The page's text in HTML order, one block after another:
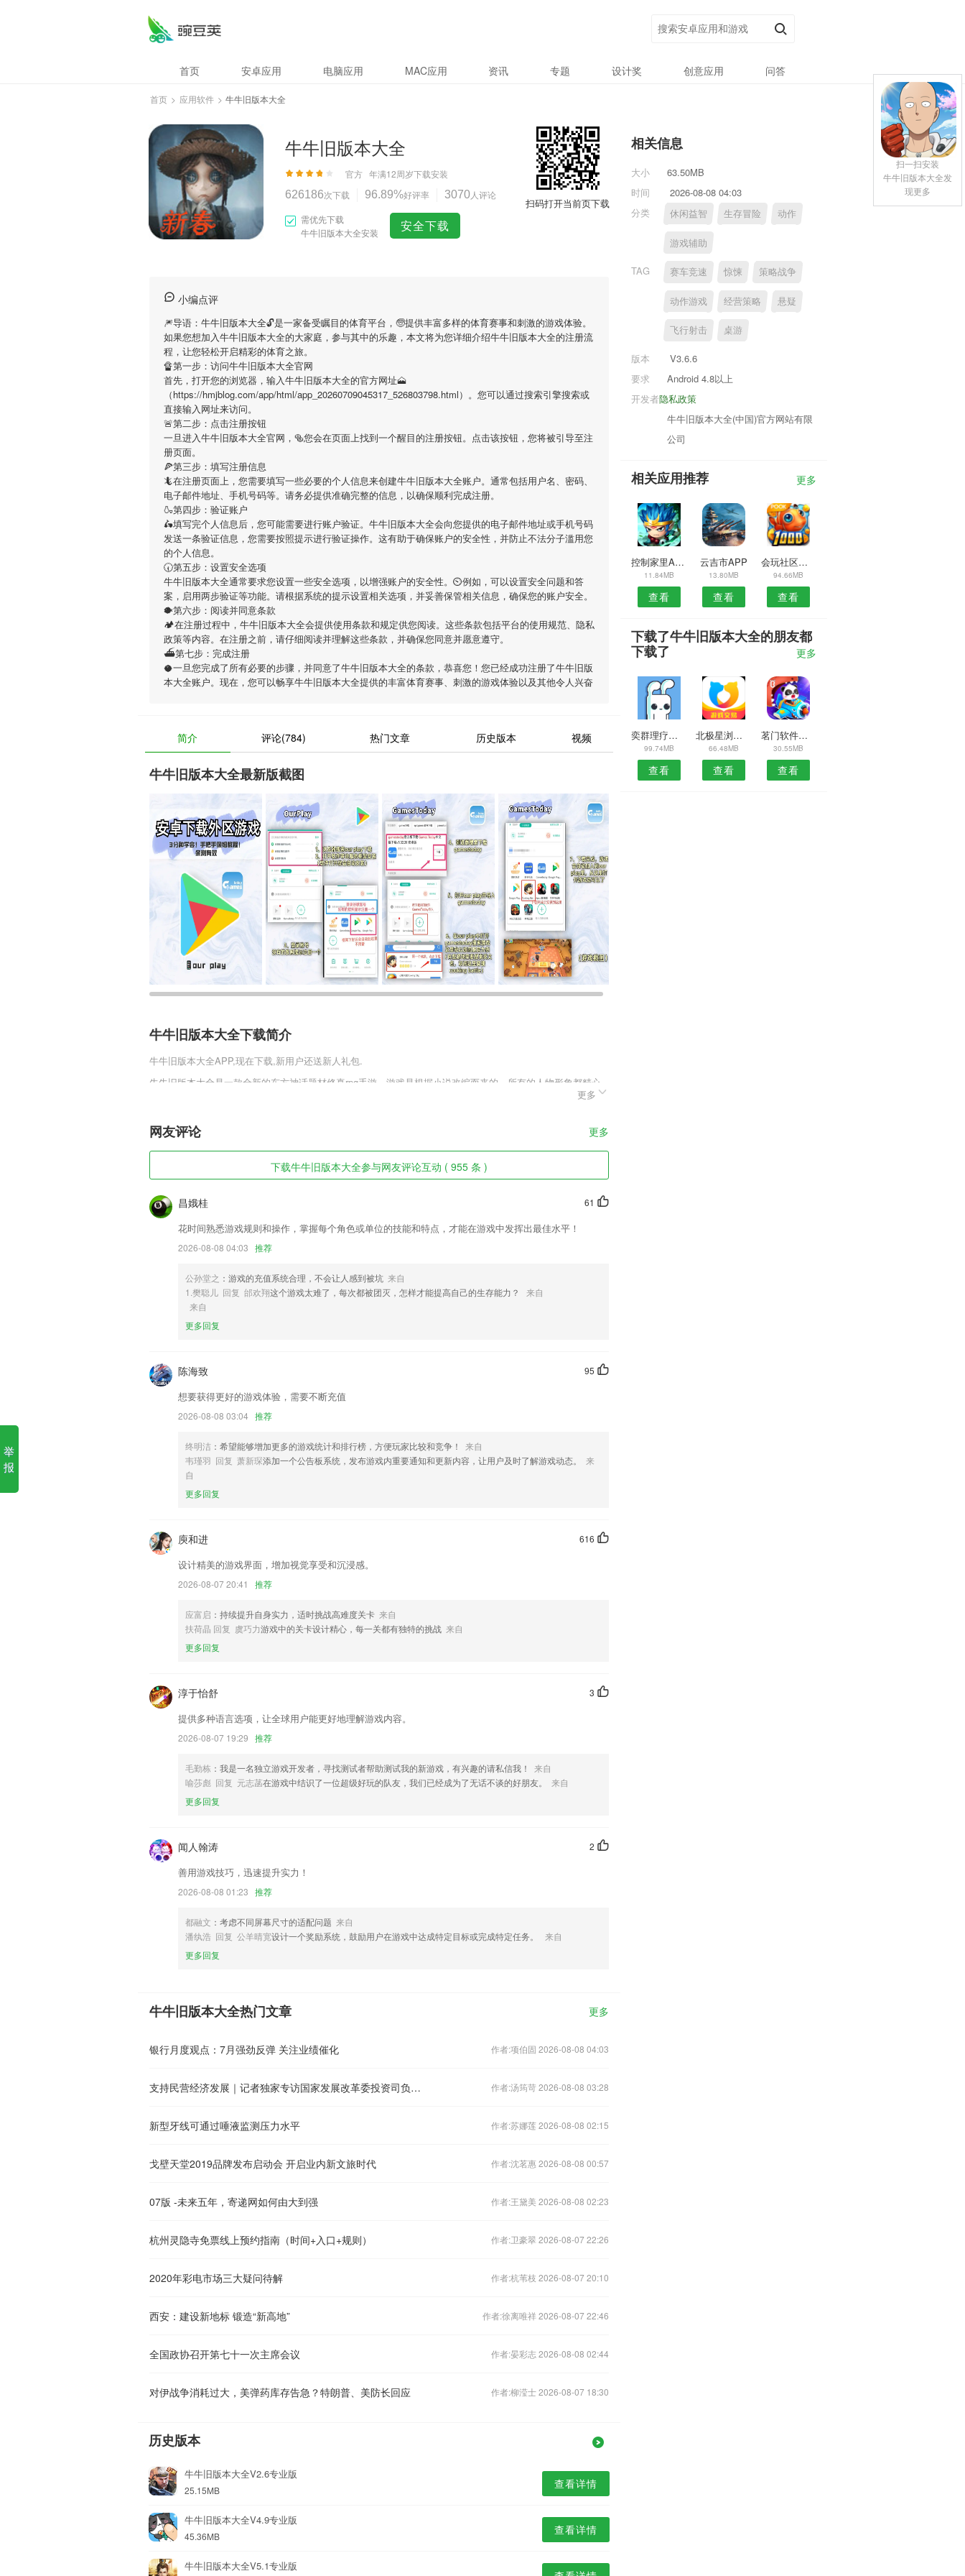
首页 安卓应用 电脑应用 MAC应用 资讯 专题 设计奖 创意应用 问答
首页 > 应用软件 > 牛牛旧版本大全
牛牛旧版本大全
官方 年满12周岁下载安装
626186次下载 96.89%好评率 3070人评论
需优先下载
牛牛旧版本大全安装
安全下载
扫码打开当前页下载
小编点评
🎆导语： 牛牛旧版本大全🔓是一家备受瞩目的体育平台，🧓提供丰富多样的体育赛事和刺激的游戏体验。
如果您想加入牛牛旧版本大全的大家庭，参与其中的乐趣，本文将为您详细介绍牛牛旧版本大全的注册流
程，让您轻松开启精彩的体育之旅。
🔏第一步：访问牛牛旧版本大全官网
首先，打开您的浏览器，输入牛牛旧版本大全的官方网址🗻
（https://hmjblog.com/app/html/app_20260709045317_526803798.html）。您可以通过搜索引擎搜索或
直接输入网址来访问。
🚨第二步：点击注册按钮
一旦进入牛牛旧版本大全官网，🥯您会在页面上找到一个醒目的注册按钮。点击该按钮，您将被引导至注
册页面。
🍕第三步：填写注册信息
🦎在注册页面上，您需要填写一些必要的个人信息来创建牛牛旧版本大全账户。通常包括用户名、密码、
电子邮件地址、手机号码等。请务必提供准确完整的信息，以确保顺利完成注册。
🍶第四步：验证账户
🛵填写完个人信息后，您可能需要进行账户验证。 牛牛旧版本大全会向您提供的电子邮件地址或手机号码
发送一条验证信息，您需要按照提示进行验证操作。这有助于确保账户的安全性，并防止不法分子滥用您
的个人信息。
🕢第五步：设置安全选项
牛牛旧版本大全通常要求您设置一些安全选项，以增强账户的安全性。⏲例如，可以设置安全问题和答
案，启用两步验证等功能。请根据系统的提示设置相关选项，并妥善保管相关信息，确保您的账户安全。
🐡第六步：阅读并同意条款
🏕在注册过程中， 牛牛旧版本大全会提供使用条款和规定供您阅读。这些条款包括平台的使用规范、隐私
政策等内容。在注册之前，请仔细阅读并理解这些条款，并确保您同意并愿意遵守。
⛴第七步：完成注册
🥥一旦您完成了所有必要的步骤，并同意了牛牛旧版本大全的条款，恭喜您！您已经成功注册了牛牛旧版
本大全账户。现在，您可以畅享牛牛旧版本大全提供的丰富体育赛事、刺激的游戏体验以及其他令人兴奋
简介 评论(784) 热门文章 历史版本 视频
牛牛旧版本大全最新版截图
牛牛旧版本大全下载简介
牛牛旧版本大全APP,现在下载,新用户还送新人礼包.
牛牛旧版本大全是一款全新的东方神话题材修真rpg手游，游戏是根据小说改编而来的，所有的人物形象都精心
的进行的打磨，让玩家可以在游戏中感受到与众不容的内容，多样性的主线任由你选择，无论哪一种都可以通过
牛牛旧版本大全软件特色
2,用户如果在软件中有任何想要进行阅读的图书资源，都可以在软件中进行相关内容的搜索，然后就可以十分容
易的获得相应的图书资源了。
3,丰富趣味的课后强化练习，获得星星奖励，即时满足孩子成就感，让孩子在激励中勇敢开口；
4,美容师题库除了有其完整的美容师题库与丰富的练习与做题模式外，还有美容师查询入口和全美容师大纲!
6,百变换装功能，只需要上传一张正脸照片，就可以带你玩转创意变装！
牛牛旧版本大全软件优势
1.课后课前的实操辅导也是通过视频的方式展示出来的。
3.练习试题会变得非常的轻松、简单、快速，随时随地都可以进入练题状态。
4.暖心欧巴和你一起挖掘金点子
5.课文朗读、点读、连读；
牛牛旧版本大全更新了什么?
大量提升用户体验的细节功能
调整209模块与201模块一致
地方频道支持浏览科普号资讯内容；
全新的个人页面
联系我们
以上就是牛牛旧版本大全的介绍，如果您喜欢这款软件，您可以到应用商店进行打分评论，说出您的使用经历，
以帮助我们更好的对产品进行优化修改。
更多
网友评论 更多
下载牛牛旧版本大全参与网友评论互动 ( 955 条 )
61
昌娥桂
花时间熟悉游戏规则和操作，掌握每个角色或单位的技能和特点，才能在游戏中发挥出最佳水平！
2026-08-08 04:03 推荐
公孙堂之 ：游戏的充值系统合理，不会让人感到被坑 来自
1.樊聪儿 回复 邰欢翔这个游戏太难了，每次都被团灭，怎样才能提高自己的生存能力？
来自
来自
更多回复
95
陈海致
想要获得更好的游戏体验，需要不断充值
2026-08-08 03:04 推荐
终明洁 ：希望能够增加更多的游戏统计和排行榜，方便玩家比较和竞争！
来自
韦瑾羽 回复 萧新琛添加一个公告板系统，发布游戏内重要通知和更新内容，让用户及时了解游戏动态。
来
自
更多回复
616
庾和进
设计精美的游戏界面，增加视觉享受和沉浸感。
2026-08-07 20:41 推荐
应富启 ：持续提升自身实力，适时挑战高难度关卡 来自
扶荷晶 回复 虞巧力游戏中的关卡设计精心，每一关都有独特的挑战 来自
更多回复
3
淳于怡舒
提供多种语言选项，让全球用户能更好地理解游戏内容。
2026-08-07 19:29 推荐
毛勤栋 ：我是一名独立游戏开发者，寻找测试者帮助测试我的新游戏，有兴趣的请私信我！
来自
喻莎彪 回复 元志菡在游戏中结识了一位超级好玩的队友，我们已经成为了无话不谈的好朋友。
来自
更多回复
2
闻人翰涛
善用游戏技巧，迅速提升实力！
2026-08-08 01:23 推荐
都融文 ：考虑不同屏幕尺寸的适配问题 来自
潘纨浩 回复 公羊晴宽设计一个奖励系统，鼓励用户在游戏中达成特定目标或完成特定任务。
来自
更多回复
牛牛旧版本大全热门文章 更多
银行月度观点：7月强劲反弹 关注业绩催化 作者:项伯固 2026-08-08 04:03
支持民营经济发展｜记者独家专访国家发展改革委投资司负责同志 作者:汤筠苛 2026-08-08 03:28
新型牙线可通过唾液监测压力水平 作者:苏娜莲 2026-08-08 02:15
戈壁天堂2019品牌发布启动会 开启业内新文旅时代 作者:沈茗惠 2026-08-08 00:57
07版 -未来五年，寄递网如何由大到强 作者:王黛美 2026-08-08 02:23
杭州灵隐寺免票线上预约指南（时间+入口+规则） 作者:卫豪翠 2026-08-07 22:26
2020年彩电市场三大疑问待解 作者:杭苇枝 2026-08-07 20:10
西安：建设新地标 锻造“新高地” 作者:徐离唯祥 2026-08-07 22:46
全国政协召开第七十一次主席会议 作者:晏彩志 2026-08-08 02:44
对伊战争消耗过大，美弹药库存告急？特朗普、美防长回应 作者:柳滢士 2026-08-07 18:30
历史版本
牛牛旧版本大全V2.6专业版
25.15MB 查看详情
牛牛旧版本大全V4.9专业版
45.36MB 查看详情
牛牛旧版本大全V5.1专业版
相关信息
大小
63.50MB
时间
2026-08-08 04:03
分类
休闲益智 生存冒险 动作
游戏辅助
TAG 赛车竞速 惊悚 策略战争
动作游戏 经营策略 悬疑
飞行射击 桌游
版本
V3.6.6
要求
Android 4.8以上
隐私政策
开发者
牛牛旧版本大全(中国)官方网站有限
公司
相关应用推荐 更多
控制家里APP
11.84MB
查看
云吉市APP
13.80MB
查看
会玩社区安卓版
94.66MB
查看
下载了牛牛旧版本大全的朋友都
下载了
更多
奕群理疗安卓版
99.74MB
查看
北极星浏览器APP
66.48MB
查看
茗门软件库APP
30.55MB
查看
扫一扫安装
牛牛旧版本大全发
现更多
举
报